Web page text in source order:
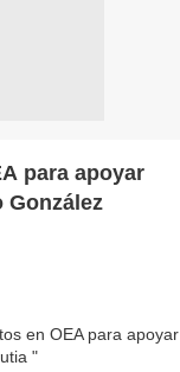
para apoyar
González